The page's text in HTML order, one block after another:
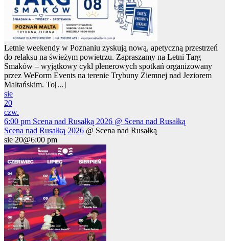
Letnie weekendy w Poznaniu zyskują nową, apetyczną przestrzeń
do relaksu na świeżym powietrzu. Zapraszamy na Letni Targ
Smaków – wyjątkowy cykl plenerowych spotkań organizowany
przez WeForm Events na terenie Trybuny Ziemnej nad Jeziorem
Maltańskim. To[...]
sie
20
czw.
6:00 pm Scena nad Rusałką 2026 @ Scena nad Rusałką
Scena nad Rusałką 2026 @ Scena nad Rusałką
sie 20@6:00 pm